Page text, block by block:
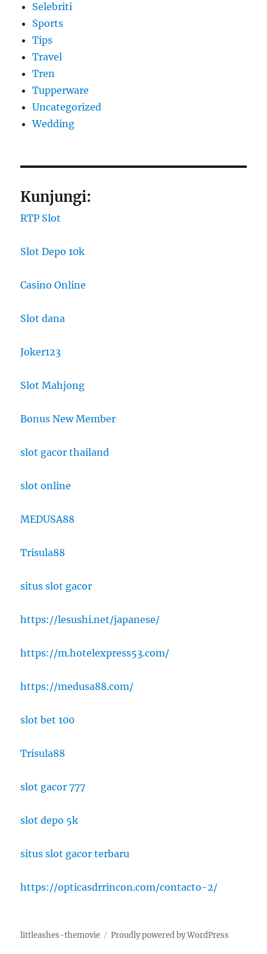
Selebriti
Sports
Tips
Travel
Tren
Tupperware
Uncategorized
Wedding
Kunjungi:
RTP Slot
Slot Depo 10k
Casino Online
Slot dana
Joker123
Slot Mahjong
Bonus New Member
slot gacor thailand
slot online
MEDUSA88
Trisula88
situs slot gacor
https://lesushi.net/japanese/
https://m.hotelexpress53.com/
https://medusa88.com/
slot bet 100
Trisula88
slot gacor 777
slot depo 5k
situs slot gacor terbaru
https://opticasdrrincon.com/contacto-2/
littleashes-themovie Proudly powered by WordPress